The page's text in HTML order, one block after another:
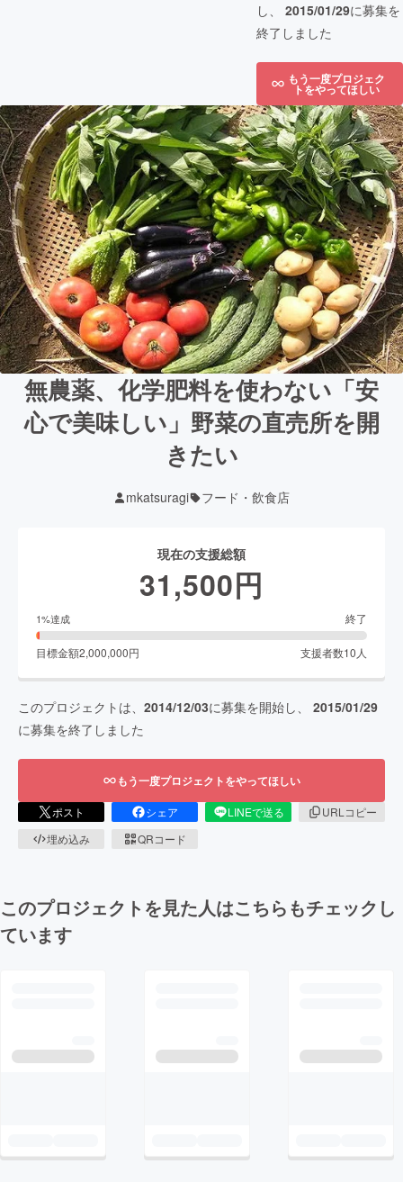
し、 2015/01/29に募集を
終了しました
もう一度プロジェク
トをやってほしい
無農薬、化学肥料を使わない「安
心で美味しい」野菜の直売所を開
きたい
mkatsuragi フード・飲食店
現在の支援総額
31,500円
1%達成 終了
目標金額2,000,000円 支援者数10 人
このプロジェクトは、 2014/12/03に募集を開始し、 2015/01/29
に募集を終了しました
もう一度プロジェクトをやってほしい
ポスト シェア LINEで送る
URLコピー
埋め込み
QRコード
このプロジェクトを見た人はこちらもチェックし
ています